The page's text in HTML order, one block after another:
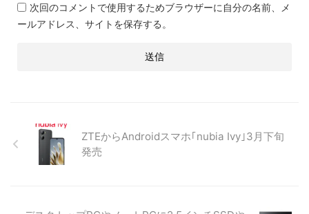
次回のコメントで使用するためブラウザーに自分の名前、メ
ールアドレス、サイトを保存する。
ZTEからAndroidスマホ｢nubia Ivy｣3月下旬
発売